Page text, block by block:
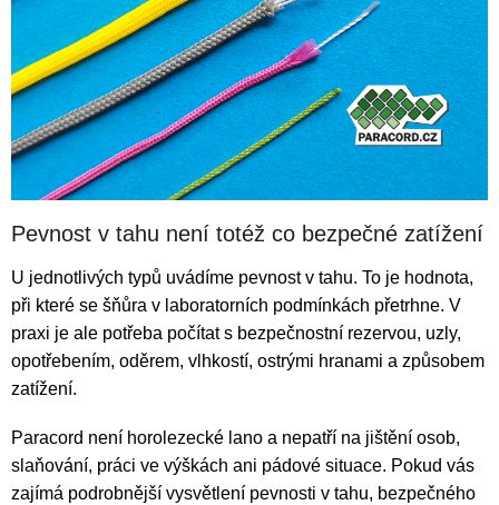
Pevnost v tahu není totéž co bezpečné zatížení
U jednotlivých typů uvádíme pevnost v tahu. To je hodnota,
při které se šňůra v laboratorních podmínkách přetrhne. V
praxi je ale potřeba počítat s bezpečnostní rezervou, uzly,
opotřebením, oděrem, vlhkostí, ostrými hranami a způsobem
zatížení.
Paracord není horolezecké lano a nepatří na jištění osob,
slaňování, práci ve výškách ani pádové situace. Pokud vás
zajímá podrobnější vysvětlení pevnosti v tahu, bezpečného